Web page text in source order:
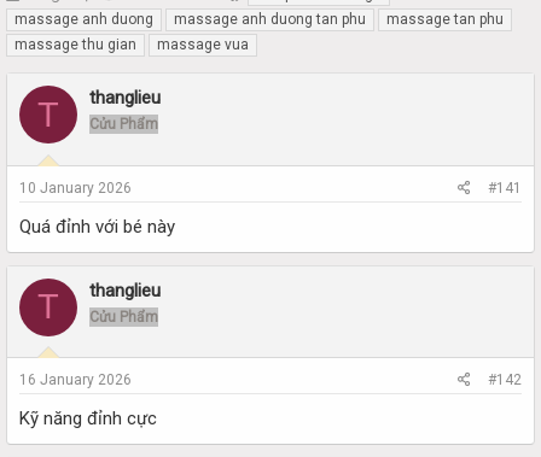
h
r
e
d
s
a
r
e
r
t
a
r
d
a
e
massage anh duong
massage anh duong tan phu
massage tan phu
massage thu gian
massage vua
T thanglieu
Cửu Phẩm
10 January 2026 #141
Quá đỉnh với bé này
T thanglieu
Cửu Phẩm
16 January 2026 #142
Kỹ năng đỉnh cực